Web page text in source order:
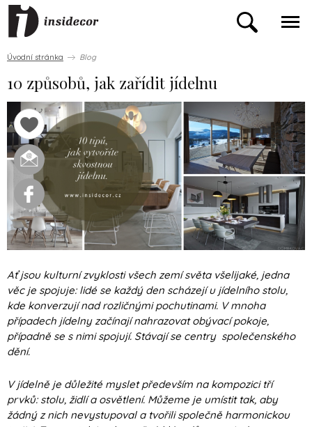
Úvodní stránka Blog
10 způsobů, jak zařídit jídelnu
Ať jsou kulturní zvyklosti všech zemí světa všelijaké, jedna
věc je spojuje: lidé se každý den scházejí u jídelního stolu,
kde konverzují nad rozličnými pochutinami. V mnoha
případech jídelny začínají nahrazovat obývací pokoje,
případně se s nimi spojují. Stávají se centry společenského
dění.
V jídelně je důležité myslet především na kompozici tří
prvků: stolu, židlí a osvětlení. Můžeme je umístit tak, aby
žádný z nich nevystupoval a tvořili společně harmonickou